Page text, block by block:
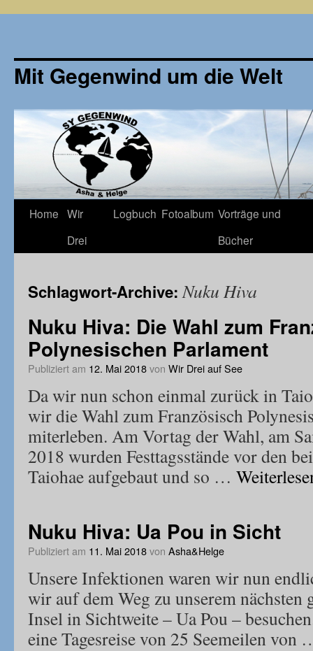
Mit Gegenwind um die Welt
Zum
Home Wir
Drei
Logbuch Fotoalbum Vorträge und
Bücher
Schlagwort-Archive:Nuku Hiva
Nuku Hiva: Die Wahl zum
Polynesischen Parlament
Publiziert am 12. Mai 2018von Wir Drei auf See
Da wir nun schon einmal zurück in
wir die Wahl zum Französisch
miterleben. Am Vortag der Wahl, am
2018 wurden Festtagsstände vor den
Taiohae aufgebaut und so …
Nuku Hiva: Ua Pou in Sicht
Publiziert am 11. Mai 2018von Asha&Helge
Unsere Infektionen waren wir nun
wir auf dem Weg zu unserem
Insel in Sichtweite – Ua Pou –
eine Tagesreise von 25 Seemeilen